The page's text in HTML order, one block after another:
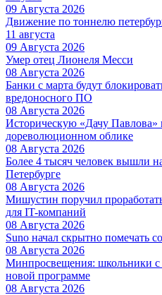
09 Августа 2026
Движение по тоннелю
11 августа
09 Августа 2026
Умер отец Лионеля Месси
08 Августа 2026
Банки с марта будут
вредоносного ПО
08 Августа 2026
Историческую «Дачу Павлова»
дореволюционном облике
08 Августа 2026
Более 4 тысяч человек вышли
Петербурге
08 Августа 2026
Мишустин поручил
для IT-компаний
08 Августа 2026
Suno начал скрытно помечать
08 Августа 2026
Минпросвещения: школьники с
новой программе
08 Августа 2026